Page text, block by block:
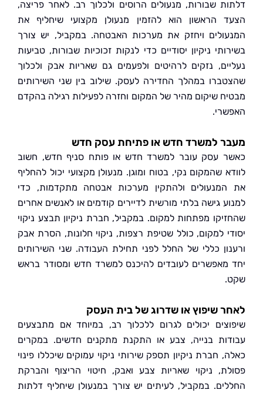
שבורות, מנעולים הרוסים ולכלוך רב. לאחר פריצה,
הראשון הוא להזמין מנעולן מקצועי שיחליף את
ויחזק את מערכות האבטחה. במקביל, יש צורך
ניקיון יסודיים כדי לנקות זכוכיות שבורות, טביעות
נזקים לרהיטים ולפעמים גם שאריות אבק ולכלוך
במהלך החדירה לעסק. שילוב בין שני השירותים
שיקום מהיר של המקום וחזרה לפעילות רגילה בהקדם
למשרד חדש או פתיחת עסק חדש
עסק עובר למשרד חדש או פותח סניף חדש, חשוב
שהמקום נקי, בטוח ומוגן. מנעולן מקצועי יכול להחליף
ולהתקין מערכות אבטחה מתקדמות, כדי
גישה בלתי מורשית לדיירים קודמים או לאנשים אחרים
מפתחות למקום. במקביל, חברת ניקיון תבצע ניקוי
למקום, כולל שטיפת רצפות, ניקוי חלונות, הסרת אבק
כללי של החלל לפני תחילת העבודה. שני השירותים
לעובדים להיכנס למשרד חדש ומסודר בראש
שיפוץ או שדרוג של בית העסק
יכולים לגרום ללכלוך רב, במיוחד אם מתבצעים
בנייה, צבע או התקנת מתקנים חדשים. במקרים
חברת ניקיון תספק שירותי ניקוי עמוקים שיכללו פינוי
ניקוי שאריות צבע ואבק, חיטוי הריצוף והברקת
במקביל, לעיתים יש צורך במנעולן שיחליף דלתות